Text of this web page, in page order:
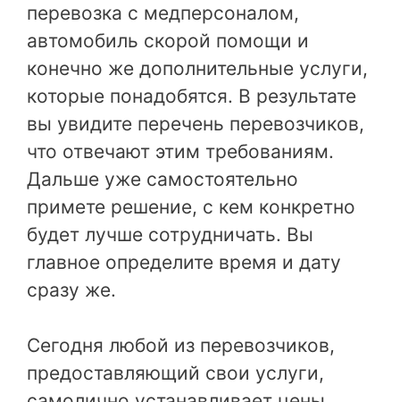
перевозка с медперсоналом,
автомобиль скорой помощи и
конечно же дополнительные услуги,
которые понадобятся. В результате
вы увидите перечень перевозчиков,
что отвечают этим требованиям.
Дальше уже самостоятельно
примете решение, с кем конкретно
будет лучше сотрудничать. Вы
главное определите время и дату
сразу же.
Сегодня любой из перевозчиков,
предоставляющий свои услуги,